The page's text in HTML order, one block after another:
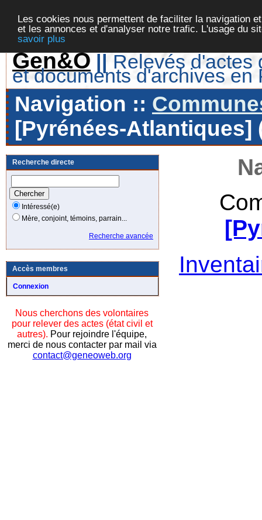
Les cookies nous permettent de faciliter la navigation
et les annonces et d'analyser notre trafic. L'usage du
savoir plus
Gen&O || Relevés d'actes
et documents d'archives en
Navigation ::
[Pyrénées-Atlantiques]
Recherche directe
Intéressé(e)
Mère, conjoint, témoins, parrain...
Recherche avancée
Accès membres
Connexion
Nous cherchons des volontaires
pour relever des actes (état civil et
autres). Pour rejoindre l'équipe,
merci de nous contacter par mail via
contact@geneoweb.org